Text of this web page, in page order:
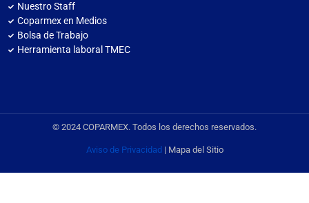
Nuestro Staff
Coparmex en Medios
Bolsa de Trabajo
Herramienta laboral TMEC
© 2024 COPARMEX. Todos los derechos reservados.
Aviso de Privacidad| Mapa del Sitio